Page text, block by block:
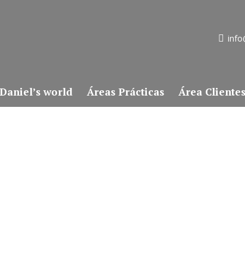
Daniel’s world Áreas Prácticas Área Clientes